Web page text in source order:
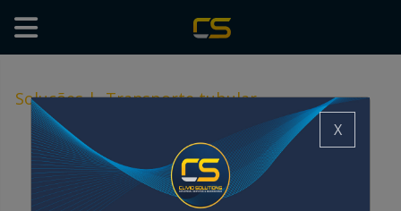
Soluções| Transporte tubular
X